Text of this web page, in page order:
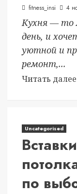
fitness_insi 4
Кухня — то
день, и
уютной и
ремонт,...
Читать далее
Uncategorised
по